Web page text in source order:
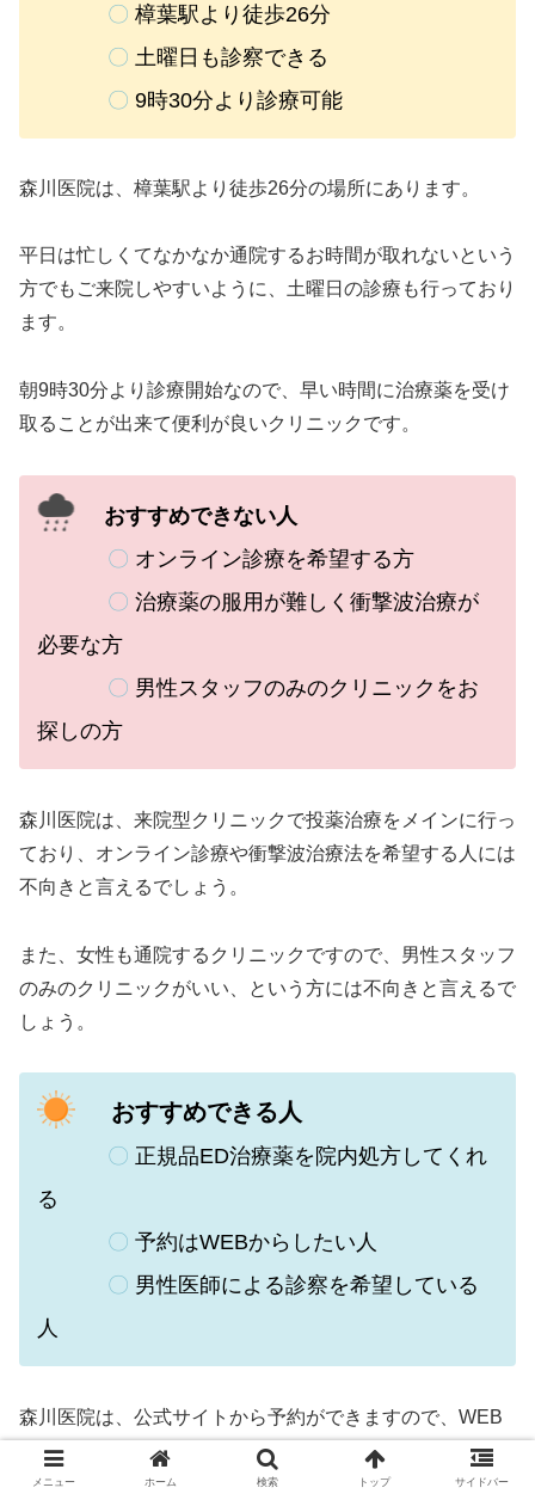
〇 樟葉駅より徒歩26分
〇 土曜日も診察できる
〇 9時30分より診療可能
森川医院は、樟葉駅より徒歩26分の場所にあります。
平日は忙しくてなかなか通院するお時間が取れないという
方でもご来院しやすいように、土曜日の診療も行っており
ます。
朝9時30分より診療開始なので、早い時間に治療薬を受け
取ることが出来て便利が良いクリニックです。
おすすめできない人
〇 オンライン診療を希望する方
〇 治療薬の服用が難しく衝撃波治療が
必要な方
〇 男性スタッフのみのクリニックをお
探しの方
森川医院は、 来院型クリニックで投薬治療をメインに行っ
ており、オンライン診療や衝撃波治療法を希望する人には
不向きと言えるでしょう。
また、女性も通院するクリニックですので、男性スタッフ
のみのクリニックがいい、という方には不向きと言えるで
しょう。
おすすめできる人
〇 正規品ED治療薬を院内処方してくれ
る
〇 予約はWEBからしたい人
〇 男性医師による診察を希望している
人
森川医院は、 公式サイトから予約ができますので、WEB
で予約したい方にはおすすめです。
メニュー ホーム 検索 トップ サイドバー